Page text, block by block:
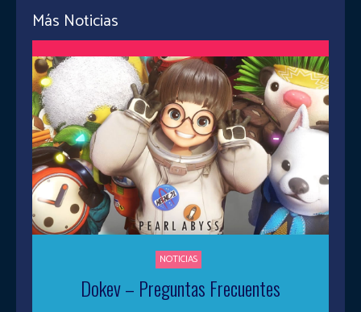
Más Noticias
NOTICIAS
Dokev – Preguntas Frecuentes